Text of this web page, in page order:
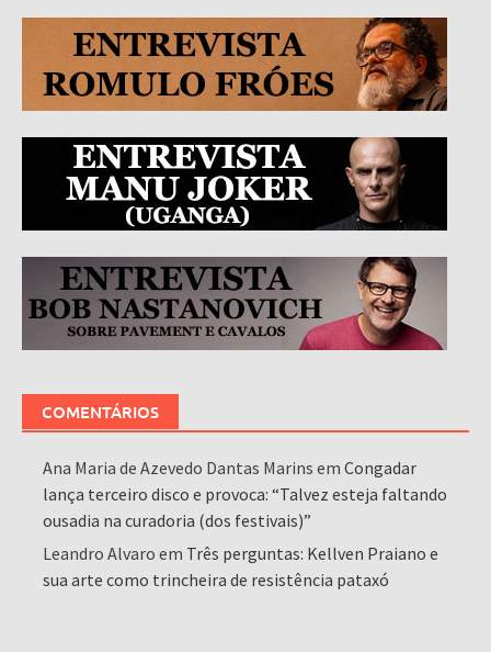
COMENTÁRIOS
Ana Maria de Azevedo Dantas Marins emCongadar
lança terceiro disco e provoca: “Talvez esteja faltando
ousadia na curadoria (dos festivais)”
Leandro Alvaro em Três perguntas: Kellven Praiano e
sua arte como trincheira de resistência pataxó